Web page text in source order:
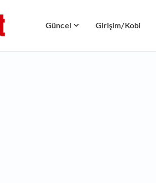
Güncel Girişim/Kobi